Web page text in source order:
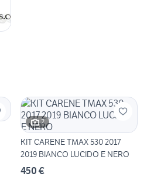
2
KIT CARENE TMAX 530 2017
2019 BIANCO LUCIDO E NERO
450 €